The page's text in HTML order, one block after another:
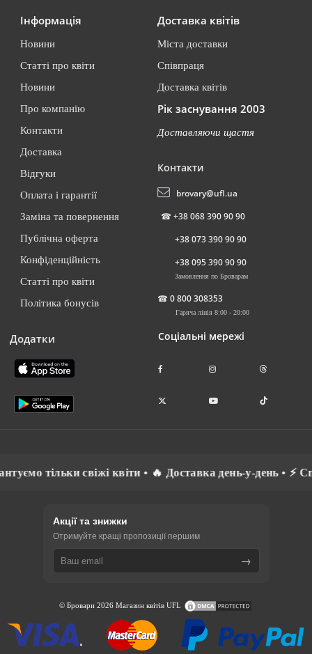
Інформація
Новини
Статті про квіти
Новини
Про компанію
Контакти
Доставка
Відгуки
Оплата і гарантії
Заміна та повернення
Публічна оферта
Конфіденційність
Статті про квіти
Політика бонусів
Додатки
Доставка квітів
Міста доставки
Співпраця
Доставка квітів
Рік заснування 2003
Доставляючи щастя
Контакти
brovary@ufl.ua
☎ +38 068 390 90 90
+38 073 390 90 90
+38 095 390 90 90
Замовлення по Броварам
☎ 0 800 308353
Гаряча лінія 8:00 - 20:00
Соціальні мережі
• 🔥 Доставка день-у-день • ⚡ Спілкуємось рідною
Акції та знижки
Отримуйте кращі пропозиції першим
→
© Бровари 2026 Магазин квітів UFL